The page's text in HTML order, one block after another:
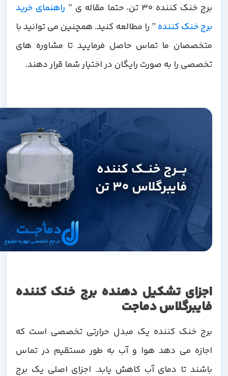
برج خنک کننده 30 تن، حتما مقاله ی ”
راهنمای خرید
برج خنک کننده” را مطالعه کنید. همچنین می توانید با
متخصصان ما تماس حاصل فرمایید تا مشاوره های
تخصصی را به صورت رایگان در اختیار شما قرار دهند.
اجزای تشکیل دهنده برج خنک کننده
فایبرگلاس دماجت
برج خنک کننده یک مبدل حرارتی تخصصی است که
اجازه می دهد هوا و آب به طور مستقیم در تماس
باشند تا دمای آب کاهش یابد. اجزای اصلی یک برج